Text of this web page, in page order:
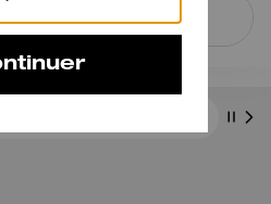
ACHETER MAINTENANT